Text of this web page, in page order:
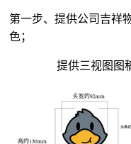
第一步、提供公司吉祥
色；
提供三视图图